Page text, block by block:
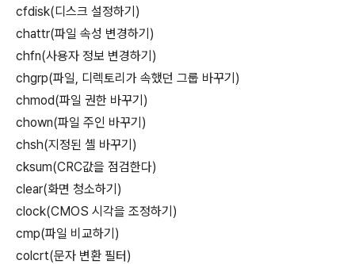
cfdisk(디스크 설정하기)
chattr(파일 속성 변경하기)
chfn(사용자 정보 변경하기)
chgrp(파일, 디렉토리가 속했던 그룹 바꾸기)
chmod(파일 권한 바꾸기)
chown(파일 주인 바꾸기)
chsh(지정된 셸 바꾸기)
cksum(CRC값을 점검한다)
clear(화면 청소하기)
clock(CMOS 시각을 조정하기)
cmp(파일 비교하기)
colcrt(문자 변환 필터)